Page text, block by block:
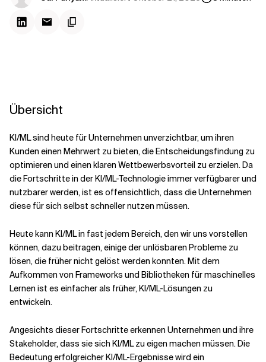
Verwandte Themen
Übersicht
KI/ML sind heute für Unternehmen unverzichtbar, um ihren
Kunden einen Mehrwert zu bieten, die Entscheidungsfindung zu
optimieren und einen klaren Wettbewerbsvorteil zu erzielen. Da
die Fortschritte in der KI/ML-Technologie immer verfügbarer und
nutzbarer werden, ist es offensichtlich, dass die Unternehmen
diese für sich selbst schneller nutzen müssen.
Heute kann KI/ML in fast jedem Bereich, den wir uns vorstellen
können, dazu beitragen, einige der unlösbaren Probleme zu
lösen, die früher nicht gelöst werden konnten. Mit dem
Aufkommen von Frameworks und Bibliotheken für maschinelles
Lernen ist es einfacher als früher, KI/ML-Lösungen zu
entwickeln.
Angesichts dieser Fortschritte erkennen Unternehmen und ihre
Stakeholder, dass sie sich KI/ML zu eigen machen müssen. Die
Bedeutung erfolgreicher KI/ML-Ergebnisse wird ein